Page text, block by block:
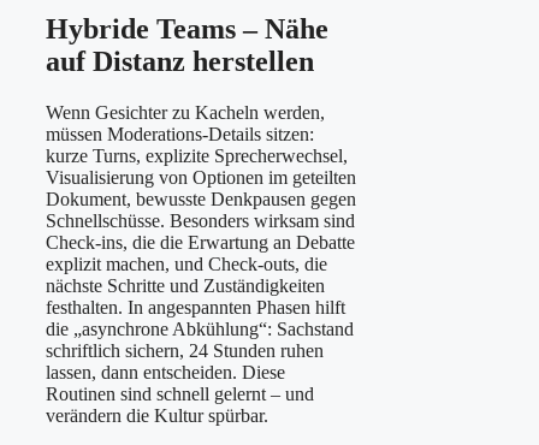
Hybride Teams – Nähe
auf Distanz herstellen
Wenn Gesichter zu Kacheln werden,
müssen Moderations-Details sitzen:
kurze Turns, explizite Sprecherwechsel,
Visualisierung von Optionen im geteilten
Dokument, bewusste Denkpausen gegen
Schnellschüsse. Besonders wirksam sind
Check-ins, die die Erwartung an Debatte
explizit machen, und Check-outs, die
nächste Schritte und Zuständigkeiten
festhalten. In angespannten Phasen hilft
die „asynchrone Abkühlung“: Sachstand
schriftlich sichern, 24 Stunden ruhen
lassen, dann entscheiden. Diese
Routinen sind schnell gelernt – und
verändern die Kultur spürbar.